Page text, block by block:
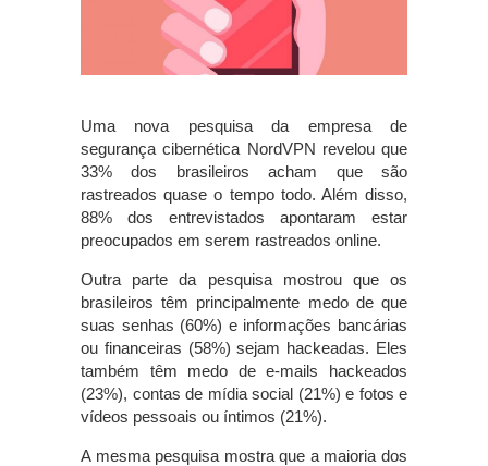
Uma nova pesquisa da empresa de
segurança cibernética NordVPN revelou que
33% dos brasileiros acham que são
rastreados quase o tempo todo. Além disso,
88% dos entrevistados apontaram estar
preocupados em serem rastreados online.
Outra parte da pesquisa mostrou que os
brasileiros têm principalmente medo de que
suas senhas (60%) e informações bancárias
ou financeiras (58%) sejam hackeadas. Eles
também têm medo de e-mails hackeados
(23%), contas de mídia social (21%) e fotos e
vídeos pessoais ou íntimos (21%).
A mesma pesquisa mostra que a maioria dos